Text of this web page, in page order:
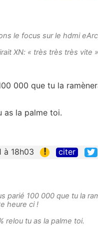
le focus sur le hdmi
XN: « très très très vite »
000 que tu la
as la palme toi.
à 18h03 ! citer
parié 100 000 que tu la
heure ci !
relou tu as la palme toi.